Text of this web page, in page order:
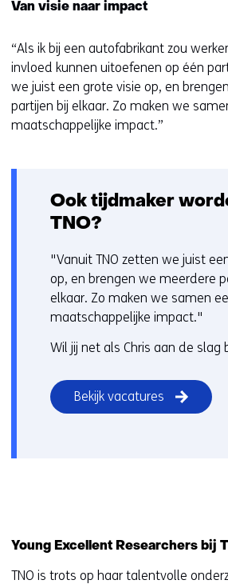
Van visie naar impact
“Als ik bij een autofabrikant zou
invloed kunnen uitoefenen op één
we juist een grote visie op, en
partijen bij elkaar. Zo maken we
maatschappelijke impact.”
Ook tijdmaker
TNO?
"Vanuit TNO zetten we juist
op, en brengen we meerdere
elkaar. Zo maken we samen
maatschappelijke impact."
Wil jij net als Chris aan de slag
Bekijk vacatures
Young Excellent Researchers bij
TNO is trots op haar talentvolle